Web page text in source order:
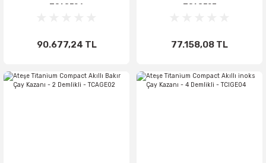
TCAGE04
90.677,24 TL
TCAGE03
77.158,08 TL